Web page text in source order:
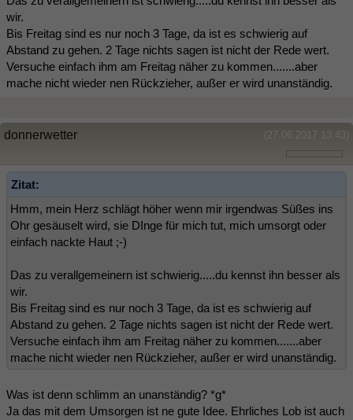
wir.
Bis Freitag sind es nur noch 3 Tage, da ist es schwierig auf
Abstand zu gehen. 2 Tage nichts sagen ist nicht der Rede wert.
Versuche einfach ihm am Freitag näher zu kommen.......aber
mache nicht wieder nen Rückzieher, außer er wird unanständig.
(27.06.2017 13:43)
donnerwetter
Zitat:
Hmm, mein Herz schlägt höher wenn mir irgendwas Süßes ins
Ohr gesäuselt wird, sie DInge für mich tut, mich umsorgt oder
einfach nackte Haut ;-)
Das zu verallgemeinern ist schwierig.....du kennst ihn besser als
wir.
Bis Freitag sind es nur noch 3 Tage, da ist es schwierig auf
Abstand zu gehen. 2 Tage nichts sagen ist nicht der Rede wert.
Versuche einfach ihm am Freitag näher zu kommen.......aber
mache nicht wieder nen Rückzieher, außer er wird unanständig.
Was ist denn schlimm an unanständig? *g*
Ja das mit dem Umsorgen ist ne gute Idee. Ehrliches Lob ist auch